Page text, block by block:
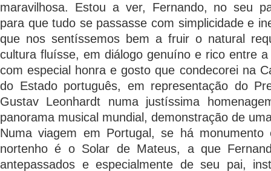
maravilhosa. Estou a ver, Fernando, no seu
para que tudo se passasse com simplicidade e
que nos sentíssemos bem a fruir o natural
cultura fluísse, em diálogo genuíno e rico entre
com especial honra e gosto que condecorei na
do Estado português, em representação do
Gustav Leonhardt numa justíssima
panorama musical mundial, demonstração de
Numa viagem em Portugal, se há monumento
nortenho é o Solar de Mateus, a que
antepassados e especialmente de seu pai,